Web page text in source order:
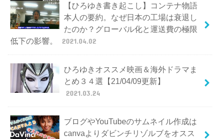
【ひろゆき書き起こし】コンテナ物語
本人の要約。なぜ日本の工場は衰退し
たのか？グローバル化と運送費の極限
低下の影響。
2021.04.02
ひろゆきオススメ映画＆海外ドラマま
とめ３４選【21/04/09更新】
2021.03.24
ブログやYouTubeのサムネイル作成は
canvaよりダビンチリゾルブをオスス